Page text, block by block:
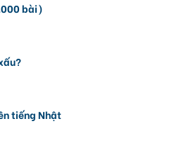
bài)
tiếng Nhật